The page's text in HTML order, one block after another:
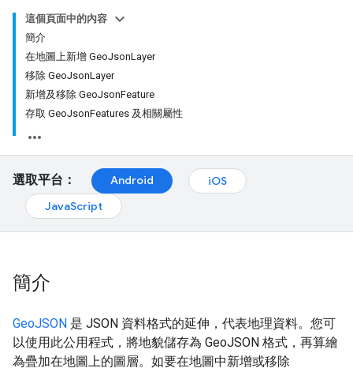
這個頁面中的內容
簡介
在地圖上新增 GeoJsonLayer
移除 GeoJsonLayer
新增及移除 GeoJsonFeature
存取 GeoJsonFeatures 及相關屬性
選取平台： Android
iOS
JavaScript
簡介
GeoJSON 是 JSON 資料格式的延伸，代表地理資料。您可
以使用此公用程式，將地貌儲存為 GeoJSON 格式，再算繪
為疊加在地圖上的圖層。如要在地圖中新增或移除